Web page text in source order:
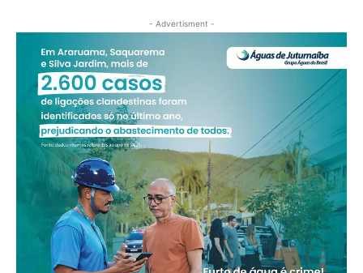
- Advertisment -